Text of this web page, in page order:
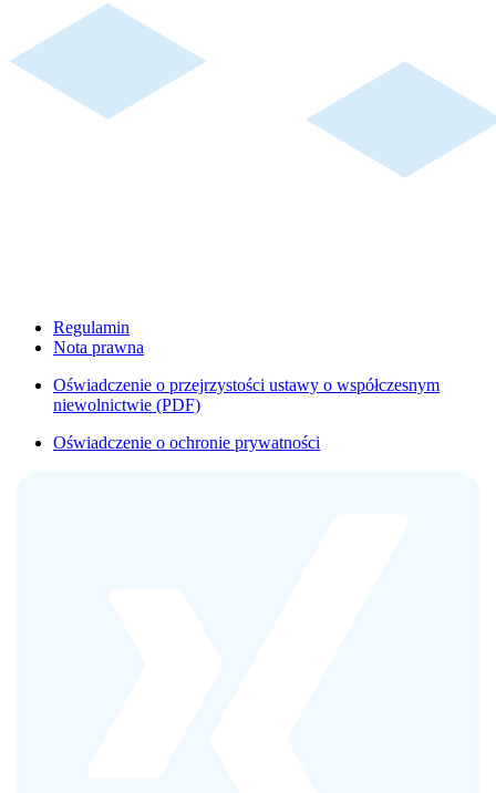
Regulamin
Nota prawna
Oświadczenie o przejrzystości ustawy o współczesnym
niewolnictwie (PDF)
Oświadczenie o ochronie prywatności